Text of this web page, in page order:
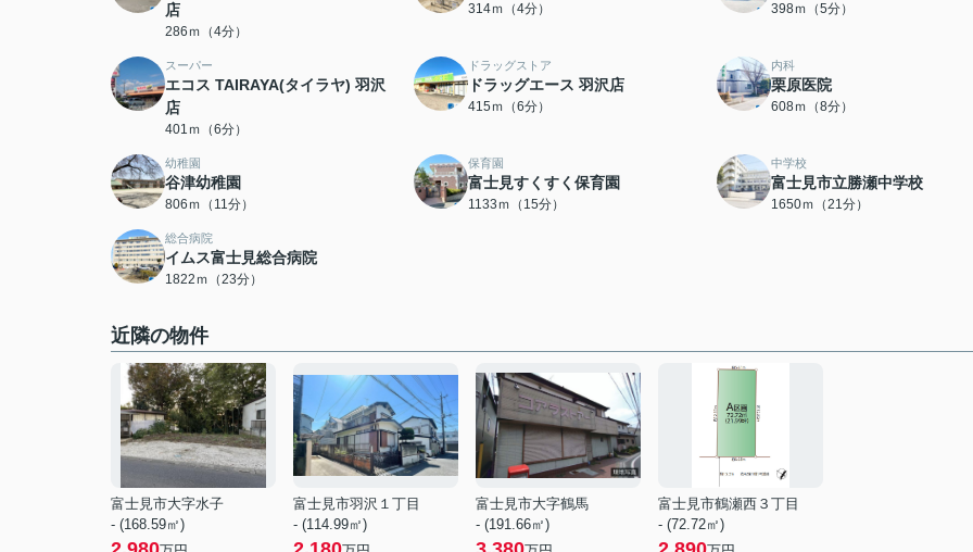
店
286ｍ（4分）
314ｍ（4分） 398ｍ（5分）
スーパー
エコス TAIRAYA(タイラヤ) 羽沢
店
401ｍ（6分）
ドラッグストア
ドラッグエース 羽沢店
415ｍ（6分）
内科
栗原医院
608ｍ（8分）
幼稚園
谷津幼稚園
806ｍ（11分）
保育園
富士見すくすく保育園
1133ｍ（15分）
中学校
富士見市立勝瀬中学校
1650ｍ（21分）
総合病院
イムス富士見総合病院
1822ｍ（23分）
近隣の物件
富士見市大字水子
- (168.59㎡)
富士見市羽沢１丁目
- (114.99㎡)
富士見市大字鶴馬
- (191.66㎡)
富士見市鶴瀬西３丁目
- (72.72㎡)